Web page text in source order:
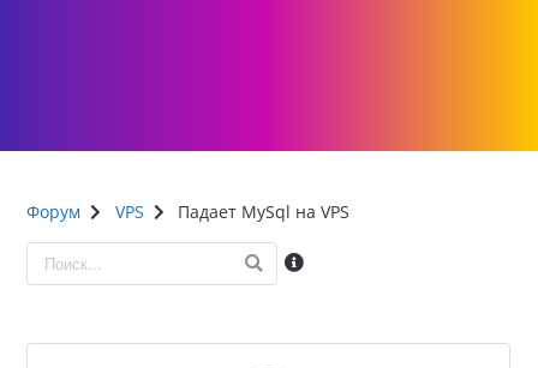
Форум VPS Падает MySql на VPS